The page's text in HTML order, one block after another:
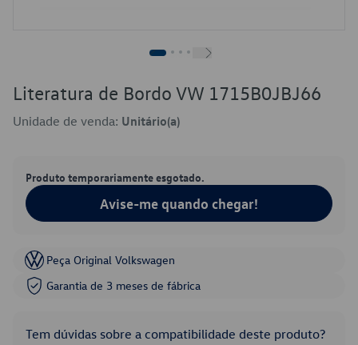
Literatura de Bordo VW 1715B0JBJ66
Unidade de venda: Unitário(a)
Produto temporariamente esgotado.
Avise-me quando chegar!
Peça Original Volkswagen
Garantia de 3 meses de fábrica
Tem dúvidas sobre a compatibilidade deste produto?